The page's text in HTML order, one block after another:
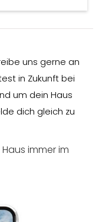
uns gerne an
in Zukunft bei
um dein Haus
dich gleich zu
immer im